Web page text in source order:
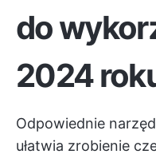
do
2024
Odpowiednie
ułatwia zrobienie